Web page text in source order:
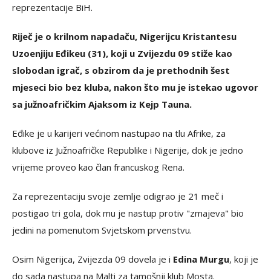
reprezentacije BiH.
Riječ je o krilnom napadaču, Nigerijcu Kristantesu
Uzoenjiju Eđikeu (31), koji u Zvijezdu 09 stiže kao
slobodan igrač, s obzirom da je prethodnih šest
mjeseci bio bez kluba, nakon što mu je istekao ugovor
sa južnoafričkim Ajaksom iz Kejp Tauna.
Eđike je u karijeri većinom nastupao na tlu Afrike, za
klubove iz Južnoafričke Republike i Nigerije, dok je jedno
vrijeme proveo kao član francuskog Rena.
Za reprezentaciju svoje zemlje odigrao je 21 meč i
postigao tri gola, dok mu je nastup protiv "zmajeva" bio
jedini na pomenutom Svjetskom prvenstvu.
Osim Nigerijca, Zvijezda 09 dovela je i Edina Murgu, koji je
do sada nastupa na Malti za tamošnji klub Mosta.